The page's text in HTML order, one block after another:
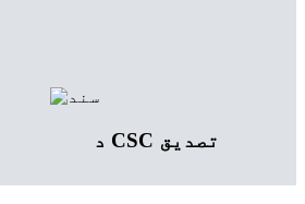
د CSC تصدیق